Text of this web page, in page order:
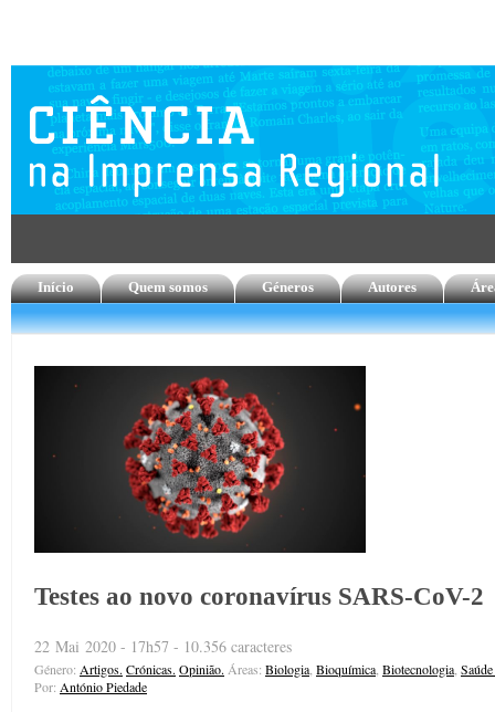
Início Quem somos Géneros Autores
Testes ao novo coronavírus SARS-CoV-2
22 Mai 2020 - 17h57 - 10.356 caracteres
Género: Artigos. Crónicas. Opinião. Áreas: Biologia Bioquímica Biotecnologia
Por: António Piedade